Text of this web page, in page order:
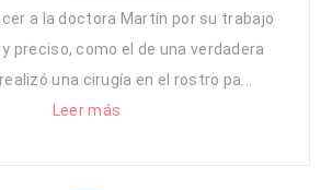
a la doctora Martín por su trabajo
preciso, como el de una verdadera
una cirugía en el rostro pa...
Leer más